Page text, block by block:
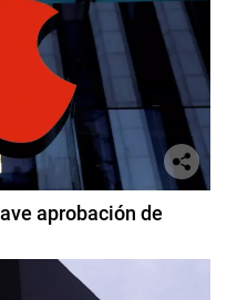
aprobación de